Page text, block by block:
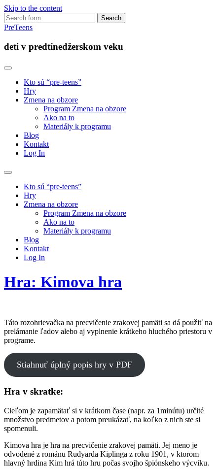
Skip to the content
Search
for:
PreTeens
deti v predtínedžerskom veku
Kto sú “pre-teens”
Hry
Zmena na obzore
Program Zmena na obzore
Ako na to
Materiály k programu
Blog
Kontakt
Log In
Toggle
search
field
Kto sú “pre-teens”
Hry
Zmena na obzore
Program Zmena na obzore
Ako na to
Materiály k programu
Blog
Kontakt
Log In
Hra: Kimova hra
Táto rozohrievačka na precvičenie zrakovej pamäti sa dá použiť na
prelámanie ľadov alebo aj vyplnenie krátkeho hluchého priestoru v
programe.
Stiahnuť úplný popis hry v PDF
Hra v skratke:
Cieľom je zapamätať si v krátkom čase (napr. za 1minútu) určité
množstvo predmetov a potom preukázať, na koľko z nich ste si
spomenuli.
Kimova hra je hra na precvičenie zrakovej pamäti. Jej meno je
odvodené z románu Rudyarda Kiplinga z roku 1901, v ktorom
hlavný hrdina Kim hrá túto hru počas svojho špiónskeho výcviku.